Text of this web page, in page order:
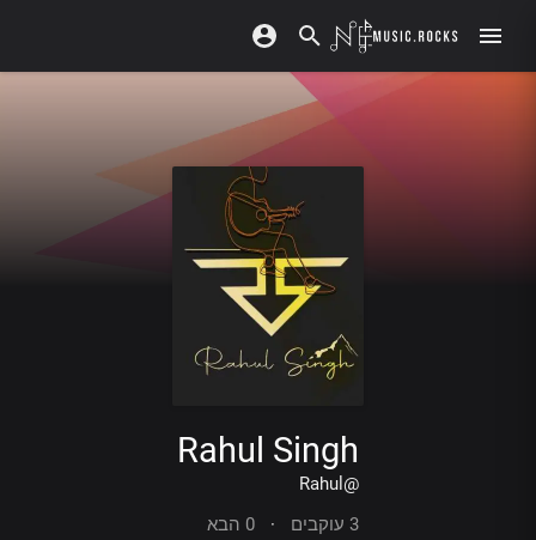
Rahul Singh
@Rahul
3 עוקבים
· 0 הבא